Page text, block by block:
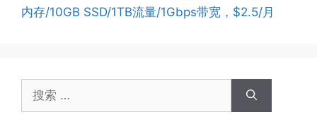
内存/10GB SSD/1TB流量/1Gbps带宽，$2.5/月
索：